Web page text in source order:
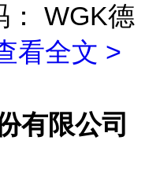
： WGK德
看全文 >
有限公司